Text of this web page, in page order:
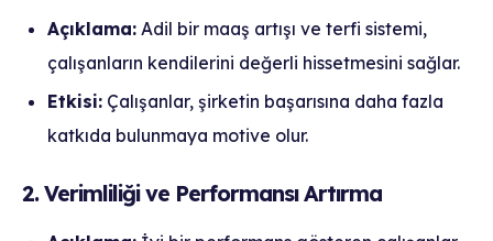
Açıklama: Adil bir maaş artışı ve terfi sistemi,
çalışanların kendilerini değerli hissetmesini sağlar.
Etkisi: Çalışanlar, şirketin başarısına daha fazla
katkıda bulunmaya motive olur.
2. Verimliliği ve Performansı Artırma